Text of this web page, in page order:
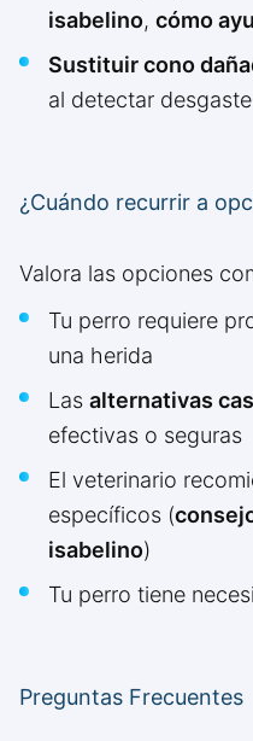
isabelino, cómo
Sustituir cono
al detectar desgaste
¿Cuándo recurrir a
Valora las opciones
Tu perro requiere
una herida
Las alternativas
efectivas o seguras
El veterinario
específicos (
isabelino)
Tu perro tiene
Preguntas Frecuentes